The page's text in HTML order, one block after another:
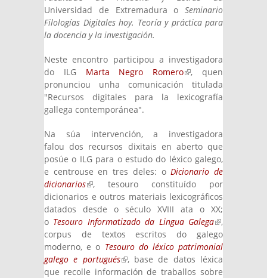
Universidad de Extremadura o Seminario
Filologías Digitales hoy. Teoría y práctica para
la docencia y la investigación.
Neste encontro participou a investigadora
do ILG Marta Negro Romero(link is
external)
, quen
pronunciou unha comunicación titulada
"Recursos digitales para la lexicografía
gallega contemporánea".
Na súa intervención, a investigadora
falou dos recursos dixitais en aberto que
posúe o ILG para o estudo do léxico galego,
e centrouse en tres deles: oDicionario de
dicionarios(link is external)
, tesouro constituído por
dicionarios e outros materiais lexicográficos
datados desde o século XVIII ata o XX;
o Tesouro Informatizado da Lingua Galega(link is
external)
,
corpus de textos escritos do galego
moderno, e o Tesouro do léxico patrimonial
galego e portugués(link is external)
, base de datos léxica
que recolle información de traballos sobre